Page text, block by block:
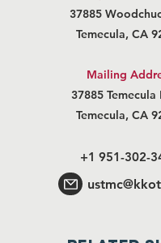
37885
Temecula, CA
Mailing
37885 Temecula
Temecula, CA
+1 951-302-